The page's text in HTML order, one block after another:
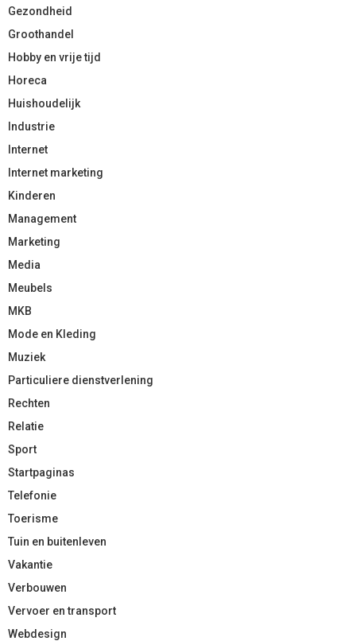
Gezondheid
Groothandel
Hobby en vrije tijd
Horeca
Huishoudelijk
Industrie
Internet
Internet marketing
Kinderen
Management
Marketing
Media
Meubels
MKB
Mode en Kleding
Muziek
Particuliere dienstverlening
Rechten
Relatie
Sport
Startpaginas
Telefonie
Toerisme
Tuin en buitenleven
Vakantie
Verbouwen
Vervoer en transport
Webdesign